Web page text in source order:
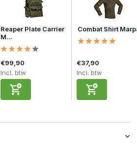
Reaper Plate Carrier
M...
€99,90
Incl. btw
Combat Shirt
€37,90
Incl. btw